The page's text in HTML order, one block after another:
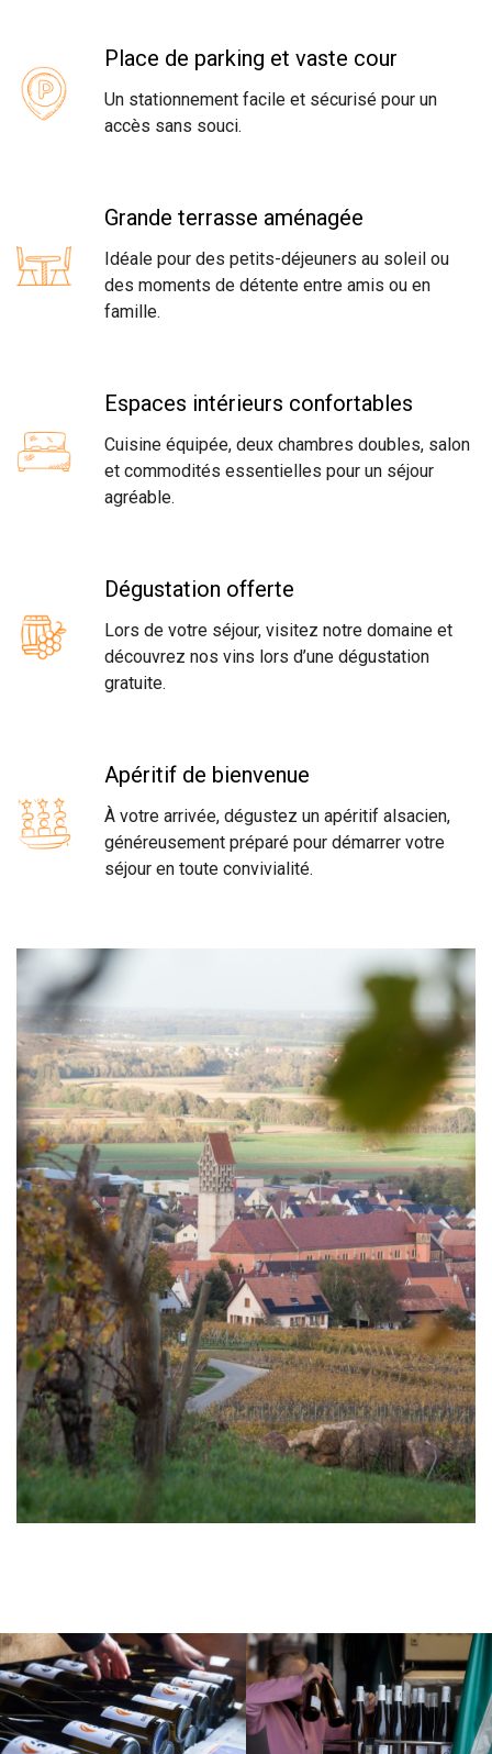
Place de parking et vaste cour
Un stationnement facile et sécurisé pour un
accès sans souci.
Grande terrasse aménagée
Idéale pour des petits-déjeuners au soleil ou
des moments de détente entre amis ou en
famille.
Espaces intérieurs confortables
Cuisine équipée, deux chambres doubles, salon
et commodités essentielles pour un séjour
agréable.
Dégustation offerte
Lors de votre séjour, visitez notre domaine et
découvrez nos vins lors d’une dégustation
gratuite.
Apéritif de bienvenue
À votre arrivée, dégustez un apéritif alsacien,
généreusement préparé pour démarrer votre
séjour en toute convivialité.